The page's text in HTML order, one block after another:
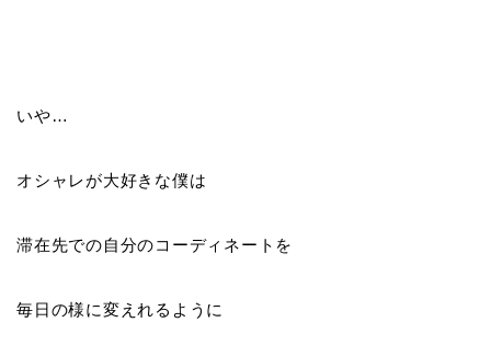
いや…
オシャレが大好きな僕は
滞在先での自分のコーディネートを
毎日の様に変えれるように